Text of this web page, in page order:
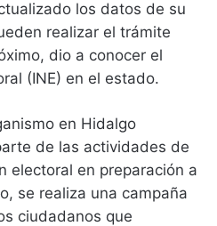
los datos de su
realizar el trámite
dio a conocer el
(INE) en el estado.
en Hidalgo
de las actividades de
electoral en preparación a
se realiza una campaña
ciudadanos que